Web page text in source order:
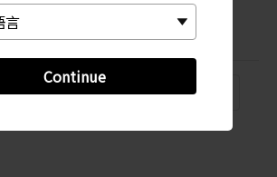
Continue
海灘 島嶼活動 主要海灘